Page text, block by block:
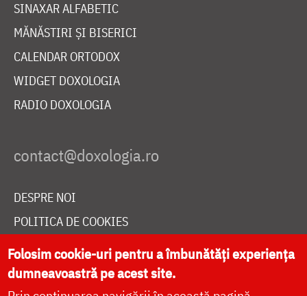
SINAXAR ALFABETIC
MĂNĂSTIRI ȘI BISERICI
CALENDAR ORTODOX
WIDGET DOXOLOGIA
RADIO DOXOLOGIA
DESPRE NOI
POLITICA DE COOKIES
DONEAZĂ ONLINE PENTRU CATEDRALA NAȚIONALĂ
Folosim cookie-uri pentru a îmbunătăți experiența
dumneavoastră pe acest site.